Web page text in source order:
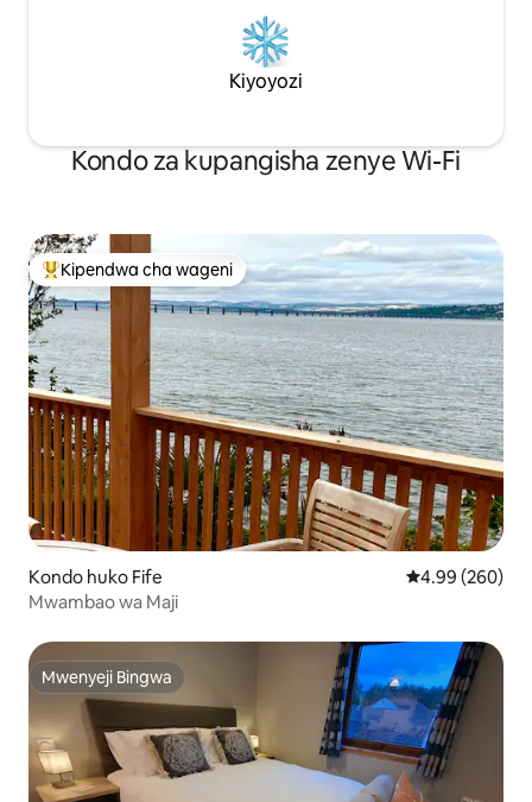
Kiyoyozi
Kondo za kupangisha zenye Wi-Fi
Kipendwa maarufu cha wageni
Kipendwa cha wageni
Kondo huko Fife Ukadiriaji wa
4.99 (260)
Mwambao wa Maji
Mwenyeji Bingwa
Mwenyeji Bingwa